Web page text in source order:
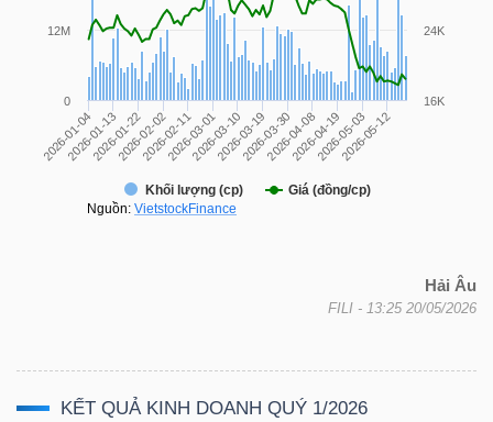
Hải Âu
FILI - 13:25 20/05/2026
KẾT QUẢ KINH DOANH QUÝ 1/2026
TIÊU
THIẾT
CHĂM
SÓC